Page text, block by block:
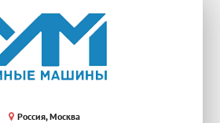
Россия, Москва